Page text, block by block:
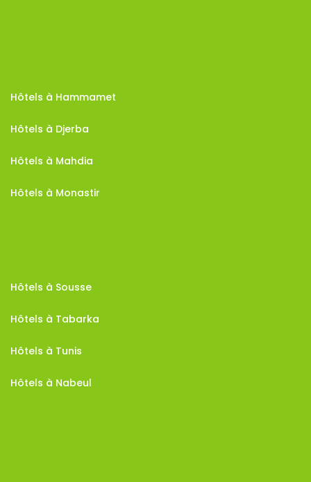
Hôtels à Hammamet
Hôtels à Djerba
Hôtels à Mahdia
Hôtels à Monastir
Hôtels à Sousse
Hôtels à Tabarka
Hôtels à Tunis
Hôtels à Nabeul